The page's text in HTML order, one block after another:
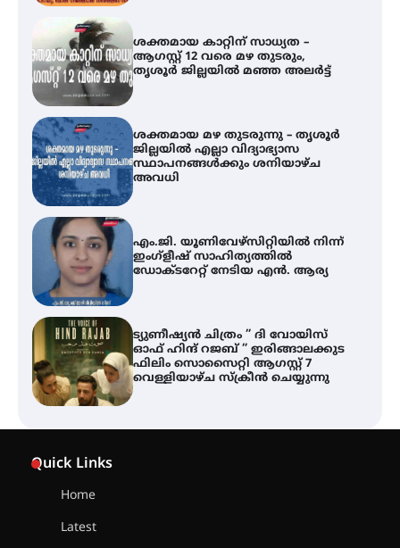
ശക്തമായ മഴ തുടരുന്നു – തൃശൂർ
ജില്ലയിൽ എല്ലാ വിദ്യാഭ്യാസ
സ്ഥാപനങ്ങൾക്കും ശനിയാഴ്ച
അവധി
എം.ജി. യൂണിവേഴ്‌സിറ്റിയിൽ നിന്ന്
ഇംഗ്ളീഷ് സാഹിത്യത്തിൽ
ഡോക്ടറേറ്റ് നേടിയ എൻ. ആര്യ
ട്യുണീഷ്യൻ ചിത്രം ” ദി വോയിസ്
ഓഫ് ഹിന്ദ് റജബ് ” ഇരിങ്ങാലക്കുട
ഫിലിം സൊസൈറ്റി ആഗസ്റ്റ് 7
വെള്ളിയാഴ്ച സ്‌ക്രീൻ ചെയ്യുന്നു
തിരനോട്ടം ‘അരങ്ങ് 2026’ ഉണർന്നു
Quick Links
Home
Latest